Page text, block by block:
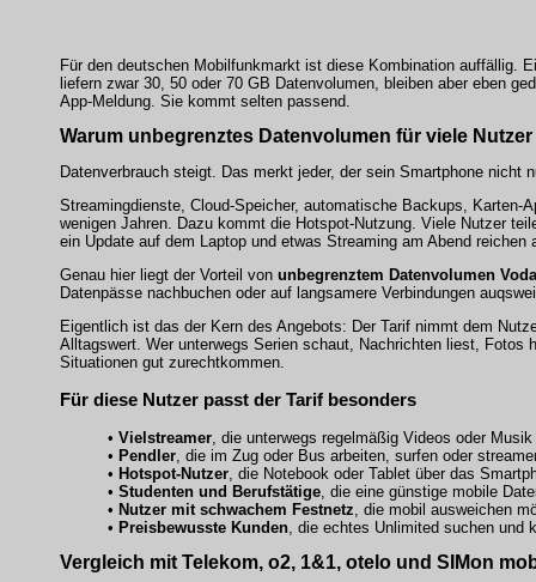
Für den deutschen Mobilfunkmarkt ist diese Kombination auffällig.
liefern zwar 30, 50 oder 70 GB Datenvolumen, bleiben aber eben
App-Meldung. Sie kommt selten passend.
Warum unbegrenztes Datenvolumen für viele
Datenverbrauch steigt. Das merkt jeder, der sein Smartphone nicht
Streamingdienste, Cloud-Speicher, automatische Backups,
wenigen Jahren. Dazu kommt die Hotspot-Nutzung. Viele Nutzer
ein Update auf dem Laptop und etwas Streaming am Abend
Genau hier liegt der Vorteil von unbegrenztem Datenvolumen
Datenpässe nachbuchen oder auf langsamere Verbindungen
Eigentlich ist das der Kern des Angebots: Der Tarif nimmt dem
Alltagswert. Wer unterwegs Serien schaut, Nachrichten liest,
Situationen gut zurechtkommen.
Für diese Nutzer passt der Tarif besonders
• Vielstreamer , die unterwegs regelmäßig Videos oder
• Pendler , die im Zug oder Bus arbeiten, surfen oder
• Hotspot-Nutzer , die Notebook oder Tablet über das
• Studenten und Berufstätige , die eine günstige mobile
• Nutzer mit schwachem Festnetz , die mobil ausweichen
• Preisbewusste Kunden , die echtes Unlimited suchen und
Vergleich mit Telekom, o2, 1&1, otelo und SIMon